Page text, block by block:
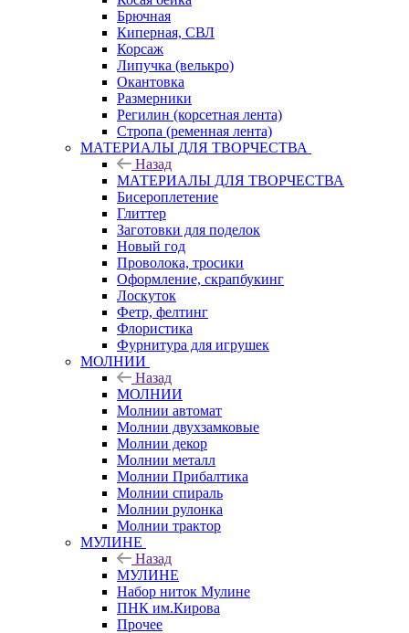
Брючная
Киперная, СВЛ
Корсаж
Липучка (велькро)
Окантовка
Размерники
Регилин (корсетная лента)
Стропа (ременная лента)
МАТЕРИАЛЫ ДЛЯ ТВОРЧЕСТВА
Назад
МАТЕРИАЛЫ ДЛЯ ТВОРЧЕСТВА
Бисероплетение
Глиттер
Заготовки для поделок
Новый год
Проволока, тросики
Оформление, скрапбукинг
Лоскуток
Фетр, фелтинг
Флористика
Фурнитура для игрушек
МОЛНИИ
Назад
МОЛНИИ
Молнии автомат
Молнии двухзамковые
Молнии декор
Молнии металл
Молнии Прибалтика
Молнии спираль
Молнии рулонка
Молнии трактор
МУЛИНЕ
Назад
МУЛИНЕ
Набор ниток Мулине
ПНК им.Кирова
Прочее